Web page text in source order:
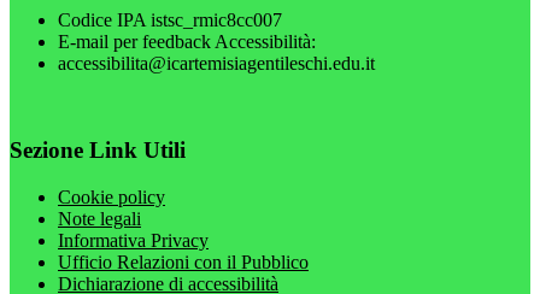
Codice IPA istsc_rmic8cc007
E-mail per feedback Accessibilità:
accessibilita@icartemisiagentileschi.edu.it
Sezione Link Utili
Cookie policy
Note legali
Informativa Privacy
Ufficio Relazioni con il Pubblico
Dichiarazione di accessibilità